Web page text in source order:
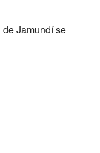
Jamundí se